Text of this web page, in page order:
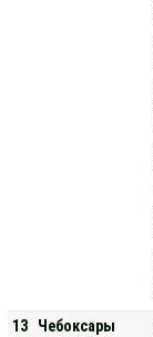
13
Чебоксары